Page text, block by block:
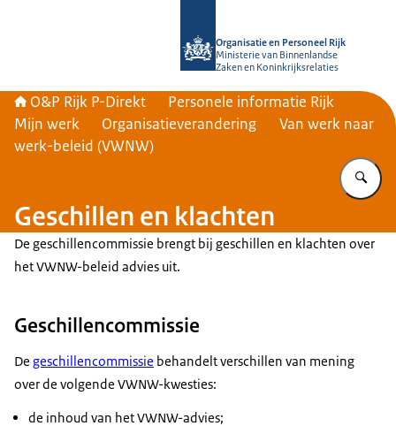
Organisatie en Personeel Rijk
Ministerie van Binnenlandse
Zaken en Koninkrijksrelaties
O&P Rijk P-Direkt
Personele informatie Rijk
Mijn werk
Organisatieverandering
Van werk naar
werk-beleid (VWNW)
Geschillen en klachten
De geschillencommissie brengt bij geschillen en klachten over
het VWNW-beleid advies uit.
Geschillencommissie
De geschillencommissie behandelt verschillen van mening
over de volgende VWNW-kwesties:
de inhoud van het VWNW-advies;